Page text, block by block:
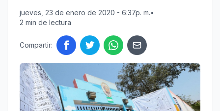
jueves, 23 de enero de 2020 - 6:37p. m.•
2 min de lectura
Compartir: